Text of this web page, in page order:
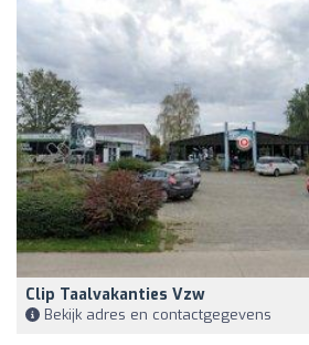
Clip Taalvakanties Vzw
Bekijk adres en contactgegevens